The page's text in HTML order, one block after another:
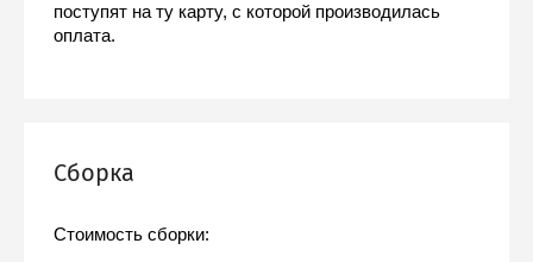
поступят на ту карту, с которой производилась
оплата.
Сборка
Стоимость сборки: